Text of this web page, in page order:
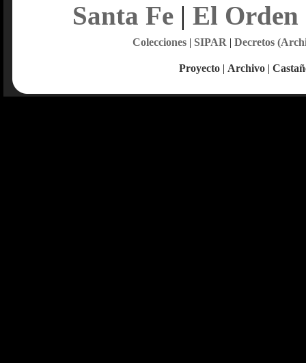
Santa Fe| El Orden
Colecciones| SIPAR | Decretos
Proyecto | Archivo |